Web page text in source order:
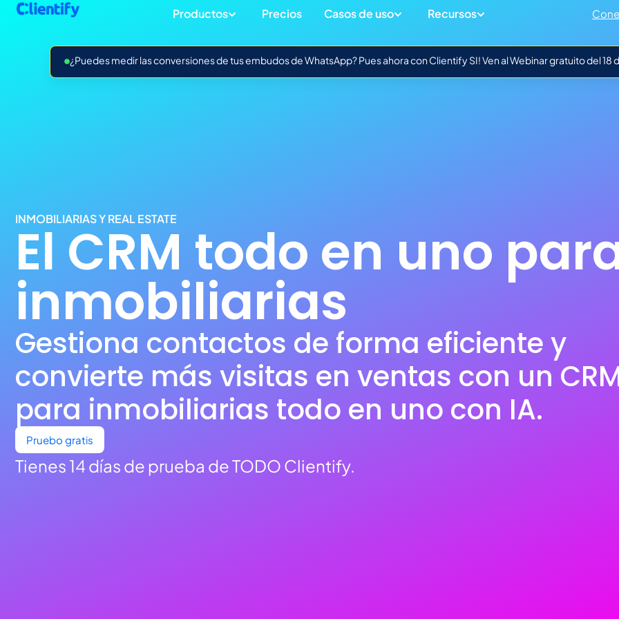
Productos Precios Casos de uso Recursos
¿Puedes medir las conversiones de tus embudos de WhatsApp? Pues ahora con Clientify SI! Ven al Webinar gratuito del
INMOBILIARIAS Y REAL ESTATE
El CRM todo en uno
inmobiliarias
Gestiona contactos de forma eficiente y
convierte más visitas en ventas con un
para inmobiliarias todo en uno con IA.
Pruebo gratis
Tienes 14 días de prueba de TODO Clientify.